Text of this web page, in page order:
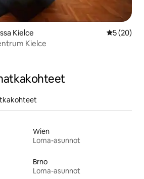
Kielce
5 (20)
Kielce
Wien
Loma-asunnot
Brno
Loma-asunnot